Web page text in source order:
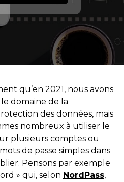
qu’en 2021, nous avons
domaine de la
des données, mais
nombreux à utiliser le
plusieurs comptes ou
de passe simples dans
Pensons par exemple
» qui, selon NordPass,